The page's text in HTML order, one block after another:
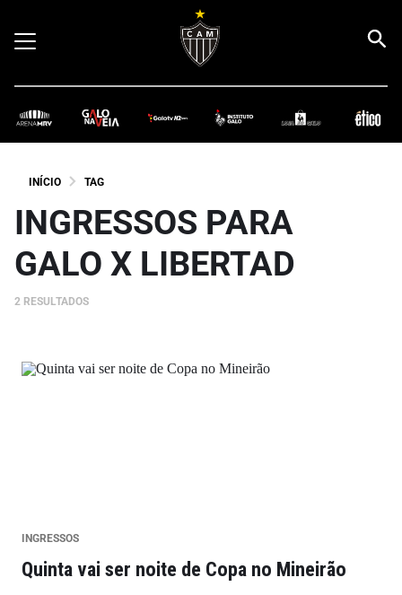
INÍCIO TAG
INGRESSOS PARA
GALO X LIBERTAD
2 RESULTADOS
INGRESSOS
Quinta vai ser noite de Copa no Mineirão